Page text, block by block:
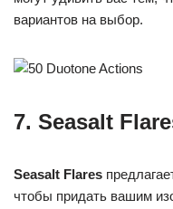
вариантов на выбор.
7. Seasalt
Seasalt Flares
чтобы придать вашим